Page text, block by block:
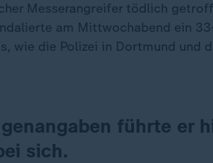
Messerangreifer tödlich
am Mittwochabend ein
wie die Polizei in Dortmund und
führte er
sich.